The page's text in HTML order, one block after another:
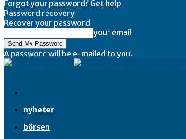
Forgot your password? Get help
Password recovery
Recover your password
your email
A password will be e-mailed to you.
nyheter
börsen